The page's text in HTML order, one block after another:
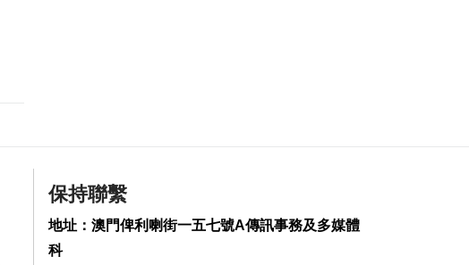
4街市14攤位競投 逾
保持聯繫
地址：澳門俾利喇街一五七號A傳訊事務及多媒體
科